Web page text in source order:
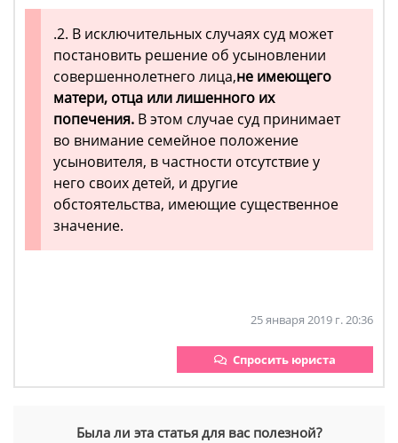
.2. В исключительных случаях суд может
постановить решение об усыновлении
совершеннолетнего лица,не имеющего
матери, отца или лишенного их
попечения. В этом случае суд принимает
во внимание семейное положение
усыновителя, в частности отсутствие у
него своих детей, и другие
обстоятельства, имеющие существенное
значение.
25 января 2019 г. 20:36
Спросить юриста
Была ли эта статья для вас полезной?